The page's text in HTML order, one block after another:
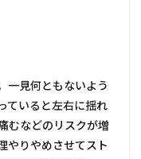
一見何ともないよう
ていると左右に揺れ
むなどのリスクが増
やりやめさせてスト